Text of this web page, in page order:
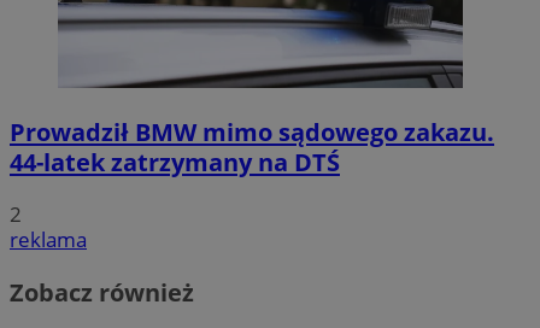
Prowadził BMW mimo sądowego zakazu.
44-latek zatrzymany na DTŚ
2
reklama
Zobacz również